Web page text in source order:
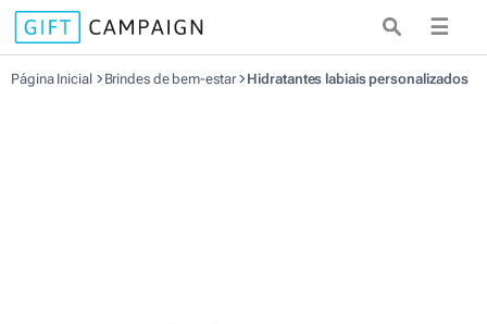
☰
Página Inicial Brindes de bem-estar Hidratantes labiais personalizados